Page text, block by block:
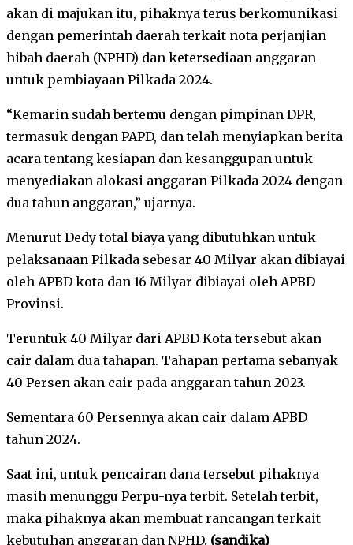
akan di majukan itu, pihaknya terus berkomunikasi
dengan pemerintah daerah terkait nota perjanjian
hibah daerah (NPHD) dan ketersediaan anggaran
untuk pembiayaan Pilkada 2024.
“Kemarin sudah bertemu dengan pimpinan DPR,
termasuk dengan PAPD, dan telah menyiapkan berita
acara tentang kesiapan dan kesanggupan untuk
menyediakan alokasi anggaran Pilkada 2024 dengan
dua tahun anggaran,” ujarnya.
Menurut Dedy total biaya yang dibutuhkan untuk
pelaksanaan Pilkada sebesar 40 Milyar akan dibiayai
oleh APBD kota dan 16 Milyar dibiayai oleh APBD
Provinsi.
Teruntuk 40 Milyar dari APBD Kota tersebut akan
cair dalam dua tahapan. Tahapan pertama sebanyak
40 Persen akan cair pada anggaran tahun 2023.
Sementara 60 Persennya akan cair dalam APBD
tahun 2024.
Saat ini, untuk pencairan dana tersebut pihaknya
masih menunggu Perpu-nya terbit. Setelah terbit,
maka pihaknya akan membuat rancangan terkait
kebutuhan anggaran dan NPHD. (sandika)